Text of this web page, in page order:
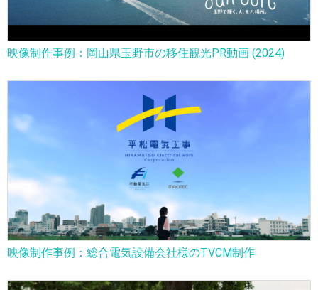
映像制作事例：岡山県玉野市の移住観光PR動画 (2024)
映像制作事例：総合電気設備会社様のTVCM制作